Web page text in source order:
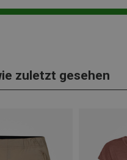
zuletzt gesehen